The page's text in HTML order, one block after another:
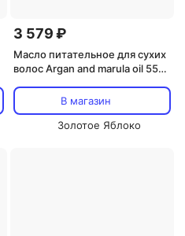
3 579 ₽
Масло питательное для сухих
волос Argan and marula oil 55
В магазин
Золотое Яблоко